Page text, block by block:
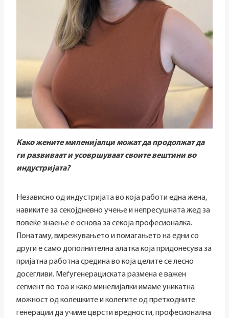
Како жените миленијалци можат да продолжат да
ги развиваат и усовршуваат своите вештини во
индустријата?
Независно од индустријата во која работи една жена,
навиките за секојдневно учење и непресушната жед за
повеќе знаење е основа за секоја професионалка.
Понатаму, вмрежувањето и помагањето на едни со
други е само дополнителна алатка која придонесува за
пријатна работна средина во која целите се лесно
досегливи. Меѓугенерациската размена е важен
сегмент во тоа и како минелијалки имаме уникатна
можност од колешките и колегите од претходните
генерации да учиме цврсти вредности, професионална